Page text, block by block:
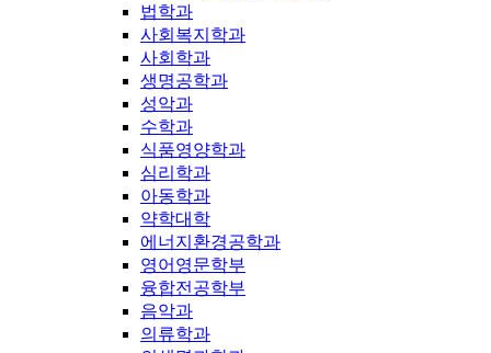
법학과
사회복지학과
사회학과
생명공학과
성악과
수학과
식품영양학과
심리학과
아동학과
약학대학
에너지환경공학과
영어영문학부
융합전공학부
음악과
의류학과